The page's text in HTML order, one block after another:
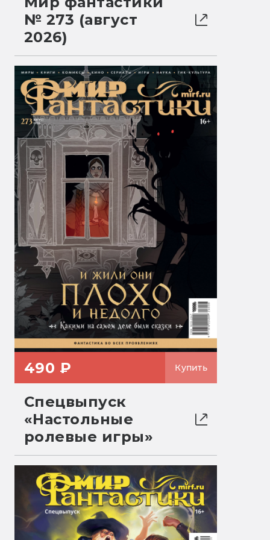
№ 273 (август
2026)
490 ₽ Купить
Спецвыпуск
«Настольные
ролевые игры»